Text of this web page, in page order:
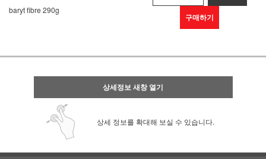
baryt fibre 290g
구매하기
상세정보 새창 열기
상세 정보를 확대해 보실 수 있습니다.